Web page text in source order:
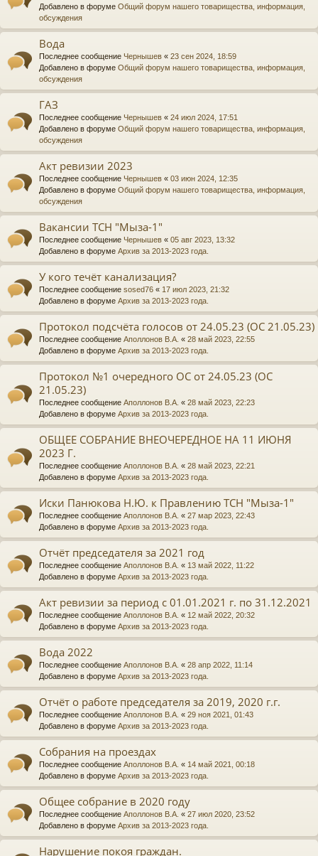
Добавлено в форуме Общий форум нашего товарищества, информация,
обсуждения
Вода
Последнее сообщение Чернышев « 23 сен 2024, 18:59
Добавлено в форуме Общий форум нашего товарищества, информация,
обсуждения
ГАЗ
Последнее сообщение Чернышев « 24 июл 2024, 17:51
Добавлено в форуме Общий форум нашего товарищества, информация,
обсуждения
Акт ревизии 2023
Последнее сообщение Чернышев « 03 июн 2024, 12:35
Добавлено в форуме Общий форум нашего товарищества, информация,
обсуждения
Вакансии ТСН "Мыза-1"
Последнее сообщение Чернышев « 05 авг 2023, 13:32
Добавлено в форуме Архив за 2013-2023 года.
У кого течёт канализация?
Последнее сообщение sosed76 « 17 июл 2023, 21:32
Добавлено в форуме Архив за 2013-2023 года.
Протокол подсчёта голосов от 24.05.23 (ОС 21.05.23)
Последнее сообщение Аполлонов В.А. « 28 май 2023, 22:55
Добавлено в форуме Архив за 2013-2023 года.
Протокол №1 очередного ОС от 24.05.23 (ОС
21.05.23)
Последнее сообщение Аполлонов В.А. « 28 май 2023, 22:23
Добавлено в форуме Архив за 2013-2023 года.
ОБЩЕЕ СОБРАНИЕ ВНЕОЧЕРЕДНОЕ НА 11 ИЮНЯ
2023 Г.
Последнее сообщение Аполлонов В.А. « 28 май 2023, 22:21
Добавлено в форуме Архив за 2013-2023 года.
Иски Панюкова Н.Ю. к Правлению ТСН "Мыза-1"
Последнее сообщение Аполлонов В.А. « 27 мар 2023, 22:43
Добавлено в форуме Архив за 2013-2023 года.
Отчёт председателя за 2021 год
Последнее сообщение Аполлонов В.А. « 13 май 2022, 11:22
Добавлено в форуме Архив за 2013-2023 года.
Акт ревизии за период с 01.01.2021 г. по 31.12.2021
Последнее сообщение Аполлонов В.А. « 12 май 2022, 20:32
Добавлено в форуме Архив за 2013-2023 года.
Вода 2022
Последнее сообщение Аполлонов В.А. « 28 апр 2022, 11:14
Добавлено в форуме Архив за 2013-2023 года.
Отчёт о работе председателя за 2019, 2020 г.г.
Последнее сообщение Аполлонов В.А. « 29 ноя 2021, 01:43
Добавлено в форуме Архив за 2013-2023 года.
Собрания на проездах
Последнее сообщение Аполлонов В.А. « 14 май 2021, 00:18
Добавлено в форуме Архив за 2013-2023 года.
Общее собрание в 2020 году
Последнее сообщение Аполлонов В.А. « 27 июл 2020, 23:52
Добавлено в форуме Архив за 2013-2023 года.
Нарушение покоя граждан.